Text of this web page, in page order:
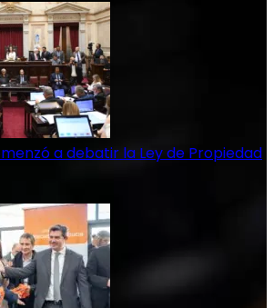
a debatir la Ley de Propiedad